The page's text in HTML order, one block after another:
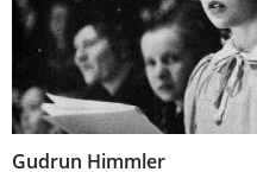
Gudrun Himmler